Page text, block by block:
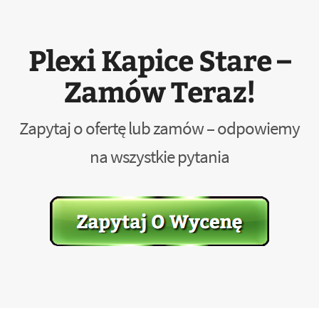
Plexi Kapice Stare –
Zamów Teraz!
Zapytaj o ofertę lub zamów – odpowiemy
na wszystkie pytania